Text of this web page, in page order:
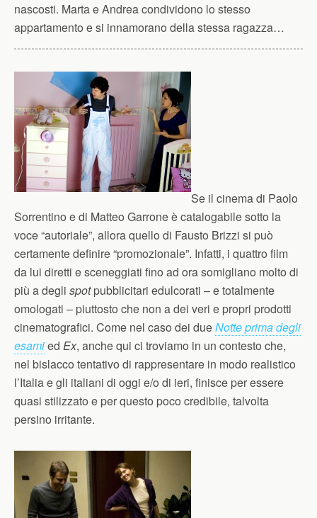
nascosti. Marta e Andrea condividono lo stesso
appartamento e si innamorano della stessa ragazza…
Se il cinema di Paolo
Sorrentino e di Matteo Garrone è catalogabile sotto la
voce “autoriale”, allora quello di Fausto Brizzi si può
certamente definire “promozionale”. Infatti, i quattro film
da lui diretti e sceneggiati fino ad ora somigliano molto di
più a degli spotpubblicitari edulcorati – e totalmente
omologati – piuttosto che non a dei veri e propri prodotti
cinematografici. Come nel caso dei dueNotte prima degli
esamied Ex, anche qui ci troviamo in un contesto che,
nel bislacco tentativo di rappresentare in modo realistico
l’Italia e gli italiani di oggi e/o di ieri, finisce per essere
quasi stilizzato e per questo poco credibile, talvolta
persino irritante.